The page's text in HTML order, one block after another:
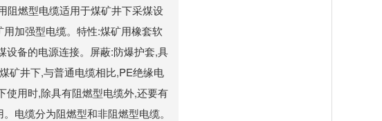
阻燃型电缆适用于煤矿井下采煤设
加强型电缆。特性:煤矿用橡套软
设备的电源连接。屏蔽:防爆护套,具
矿井下,与普通电缆相比,PE绝缘电
使用时,除具有阻燃型电缆外,还要有
电缆分为阻燃型和非阻燃型电缆。